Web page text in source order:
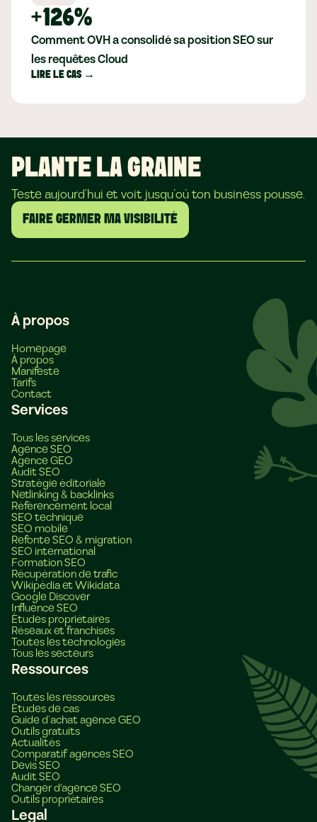
+126%
Comment OVH a consolidé sa position SEO sur
les requêtes Cloud
LIRE LE CAS →
PLANTE LA GRAINE
Teste aujourd’hui et voit jusqu’où ton business pousse.
FAIRE GERMER MA VISIBILITÉ
À propos
Homepage
À propos
Manifeste
Tarifs
Contact
Services
Tous les services
Agence SEO
Agence GEO
Audit SEO
Stratégie éditoriale
Netlinking & backlinks
Référencement local
SEO technique
SEO mobile
Refonte SEO & migration
SEO international
Formation SEO
Récupération de trafic
Wikipédia et Wikidata
Google Discover
Influence SEO
Études propriétaires
Réseaux et franchises
Toutes les technologies
Tous les secteurs
Ressources
Toutes les ressources
Études de cas
Guide d’achat agence GEO
Outils gratuits
Actualités
Comparatif agences SEO
Devis SEO
Audit SEO
Changer d'agence SEO
Outils propriétaires
Legal